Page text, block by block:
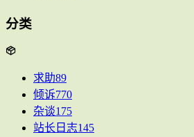
分类
求助89
倾诉770
杂谈175
站长日志145